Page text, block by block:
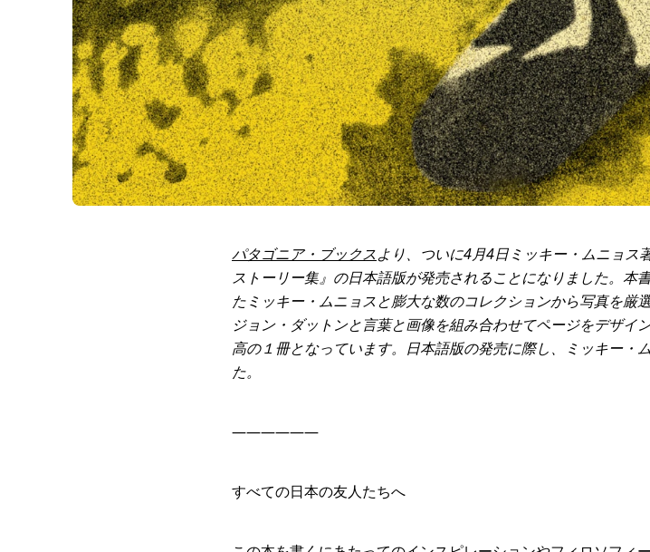
パタゴニア・ブックスより、ついに4月4日ミッキー・ムニョス
ストーリー集』の日本語版が発売されることになりました。本
たミッキー・ムニョスと膨大な数のコレクションから写真を厳
ジョン・ダットンと言葉と画像を組み合わせてページをデザ
高の１冊となっています。日本語版の発売に際し、ミッキー・
た。
——————
すべての日本の友人たちへ